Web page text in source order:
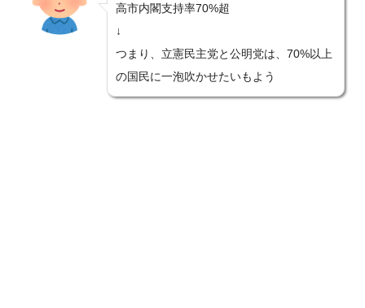
高市内閣支持率70%超
↓
つまり、立憲民主党と公明党は、70%以上
の国民に一泡吹かせたいもよう